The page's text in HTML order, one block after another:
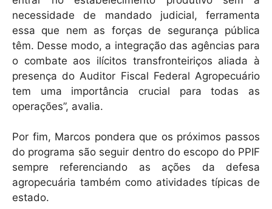
necessidade de mandado judicial, ferramenta
essa que nem as forças de segurança pública
têm. Desse modo, a integração das agências para
o combate aos ilícitos transfronteiriços aliada à
presença do Auditor Fiscal Federal Agropecuário
tem uma importância crucial para todas as
operações”, avalia.
Por fim, Marcos pondera que os próximos passos
do programa são seguir dentro do escopo do PPIF
sempre referenciando as ações da defesa
agropecuária também como atividades típicas de
estado.